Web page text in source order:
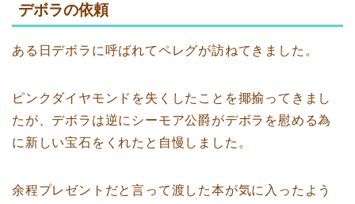
デボラの依頼
ある日デボラに呼ばれてペレグが訪ねてきました。
ピンクダイヤモンドを失くしたことを揶揄ってきまし
たが、デボラは逆にシーモア公爵がデボラを慰める為
に新しい宝石をくれたと自慢しました。
余程プレゼントだと言って渡した本が気に入ったよう